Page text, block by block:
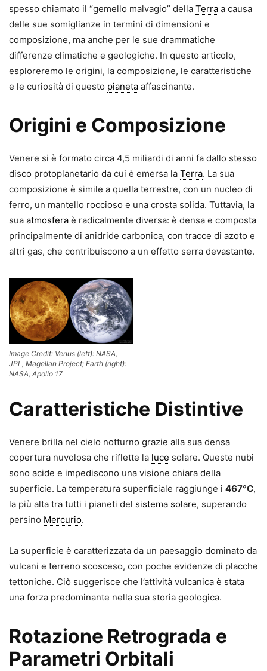
spesso chiamato il “gemello malvagio” della Terra a causa
delle sue somiglianze in termini di dimensioni e
composizione, ma anche per le sue drammatiche
differenze climatiche e geologiche. In questo articolo,
esploreremo le origini, la composizione, le caratteristiche
e le curiosità di questo pianeta affascinante.
Origini e Composizione
Venere si è formato circa 4,5 miliardi di anni fa dallo stesso
disco protoplanetario da cui è emersa la Terra. La sua
composizione è simile a quella terrestre, con un nucleo di
ferro, un mantello roccioso e una crosta solida. Tuttavia, la
sua atmosfera è radicalmente diversa: è densa e composta
principalmente di anidride carbonica, con tracce di azoto e
altri gas, che contribuiscono a un effetto serra devastante.
Image Credit: Venus (left): NASA,
JPL, Magellan Project; Earth (right):
NASA, Apollo 17
Caratteristiche Distintive
Venere brilla nel cielo notturno grazie alla sua densa
copertura nuvolosa che riflette la luce solare. Queste nubi
sono acide e impediscono una visione chiara della
superficie. La temperatura superficiale raggiunge i 467°C,
la più alta tra tutti i pianeti del sistema solare, superando
persino Mercurio.
La superficie è caratterizzata da un paesaggio dominato da
vulcani e terreno scosceso, con poche evidenze di placche
tettoniche. Ciò suggerisce che l’attività vulcanica è stata
una forza predominante nella sua storia geologica.
Rotazione Retrograda e
Parametri Orbitali